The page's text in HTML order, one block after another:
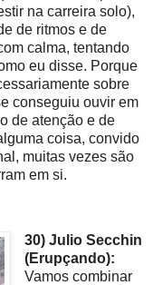
na carreira solo),
de ritmos e de
calma, tentando
eu disse. Porque
sobre
conseguiu ouvir em
de atenção e de
coisa, convido
muitas vezes são
em si.
30) Julio Secchin
(Erupçando):
Vamos combinar